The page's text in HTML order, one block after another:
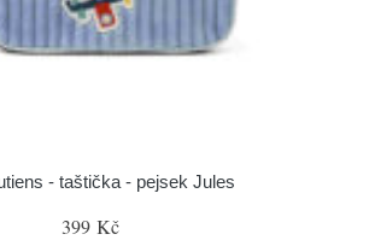
- taštička - pejsek Jules
399 Kč